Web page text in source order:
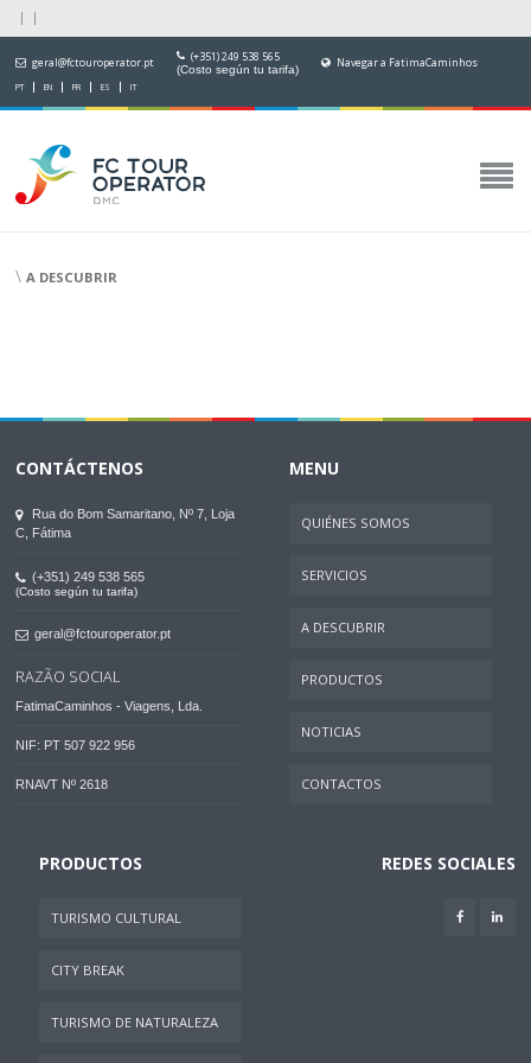
geral@fctouroperator.pt (+351) 249 538 565
(Costo según tu tarifa) Navegar a FatimaCaminhos
PT EN FR ES IT
\ A DESCUBRIR
CONTÁCTENOS
Rua do Bom Samaritano, Nº 7, Loja
C, Fátima
(+351) 249 538 565
(Costo según tu tarifa)
geral@fctouroperator.pt
RAZÃO SOCIAL
FatimaCaminhos - Viagens, Lda.
NIF: PT 507 922 956
RNAVT Nº 2618
MENU
QUIÉNES SOMOS
SERVICIOS
A DESCUBRIR
PRODUCTOS
NOTICIAS
CONTACTOS
PRODUCTOS
TURISMO CULTURAL
CITY BREAK
TURISMO DE NATURALEZA
REDES SOCIALES